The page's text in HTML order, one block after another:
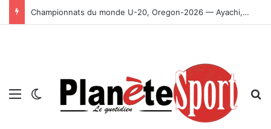
Championnats du monde U-20, Oregon-2026 — Ayachi, Dissa, Touahria et Ghezali en finale
Menu Switch skin